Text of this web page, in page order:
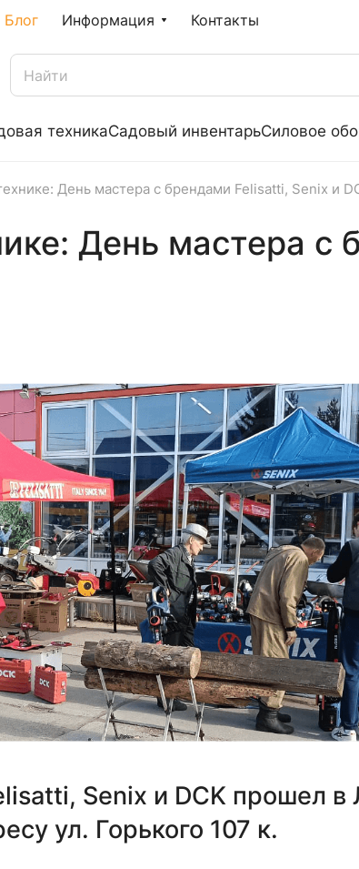
Блог Информация Контакты
техникаСадовый инвентарьСиловое
День мастера с брендами Felisatti, Senix и
День мастера с
Senix и DCK прошел в
ул. Горького 107 к.